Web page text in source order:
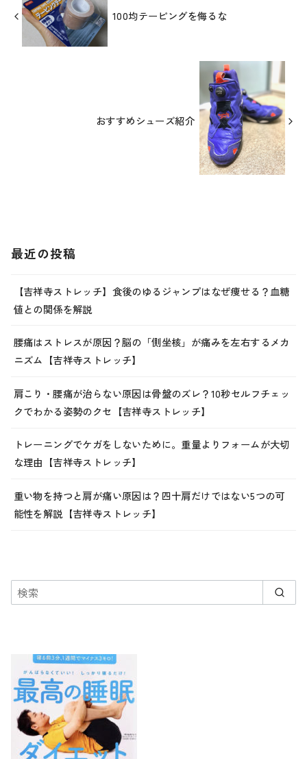
100均テーピングを侮るな
おすすめシューズ紹介
最近の投稿
【吉祥寺ストレッチ】食後のゆるジャンプはなぜ痩せる？血糖
値との関係を解説
腰痛はストレスが原因？脳の「側坐核」が痛みを左右するメカ
ニズム【吉祥寺ストレッチ】
肩こり・腰痛が治らない原因は骨盤のズレ？10秒セルフチェッ
クでわかる姿勢のクセ【吉祥寺ストレッチ】
トレーニングでケガをしないために。重量よりフォームが大切
な理由【吉祥寺ストレッチ】
重い物を持つと肩が痛い原因は？四十肩だけではない5つの可
能性を解説【吉祥寺ストレッチ】